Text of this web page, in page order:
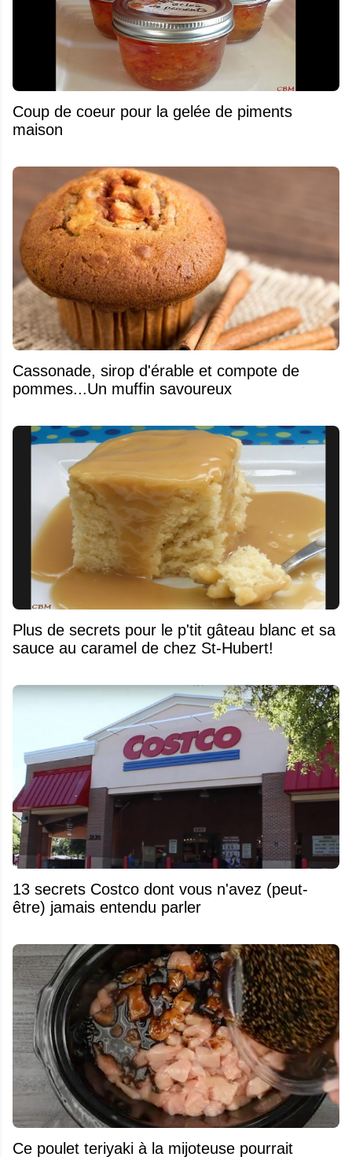
Coup de coeur pour la gelée de piments
maison
​Cassonade, sirop d'érable et compote de
pommes...Un muffin savoureux
Plus de secrets pour le p'tit gâteau blanc et sa
sauce au caramel de chez St-Hubert!
13 secrets Costco dont vous n'avez (peut-
être) jamais entendu parler
Ce poulet teriyaki à la mijoteuse pourrait